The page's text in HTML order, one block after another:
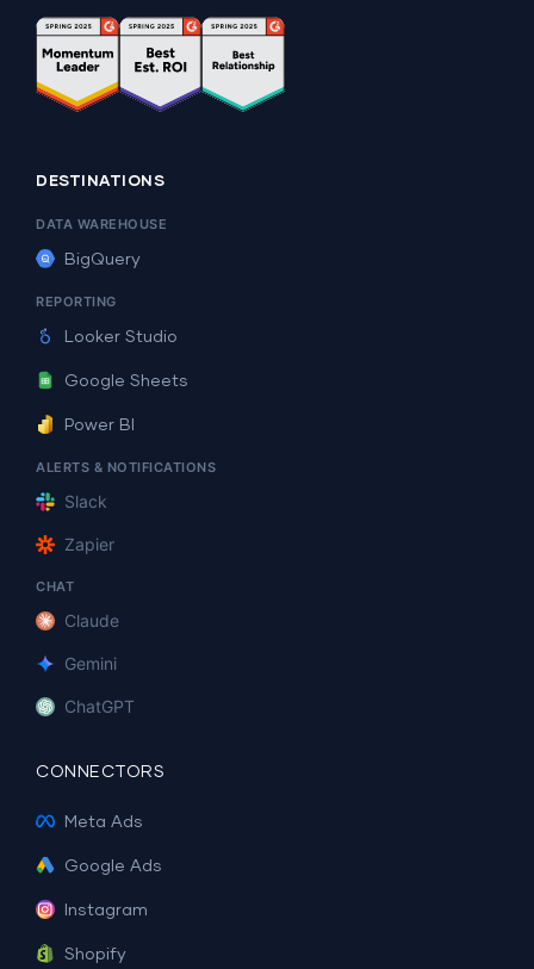
DESTINATIONS
DATA WAREHOUSE
BigQuery
REPORTING
Looker Studio
Google Sheets
Power BI
ALERTS & NOTIFICATIONS
Slack
Zapier
CHAT
Claude
Gemini
ChatGPT
CONNECTORS
Meta Ads
Google Ads
Instagram
Shopify